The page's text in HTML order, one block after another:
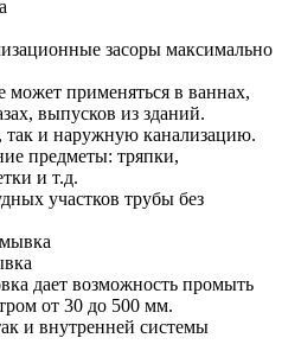
засоры максимально
может применяться в ваннах,
выпусков из зданий.
и наружную канализацию.
предметы: тряпки,
и т.д.
участков трубы без
дает возможность промыть
от 30 до 500 мм.
и внутренней системы